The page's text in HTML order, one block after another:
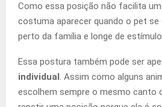
Como essa posição não facilita
costuma aparecer quando o pet se
perto da família e longe de
Essa postura também pode ser
individual. Assim como alguns
escolhem sempre o mesmo canto